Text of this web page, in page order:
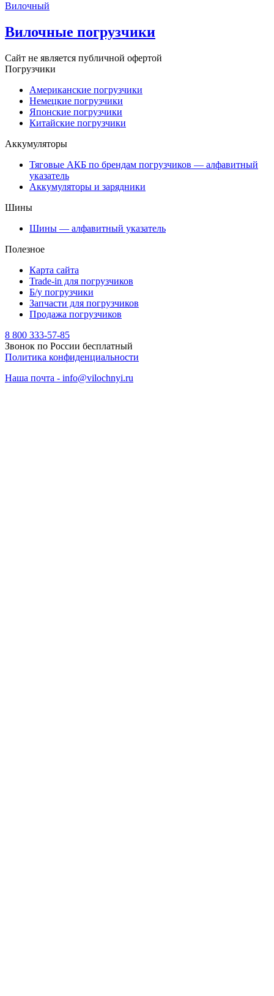
Вилочный
Вилочные погрузчики
Сайт не является публичной офертой
Погрузчики
Американские погрузчики
Немецкие погрузчики
Японские погрузчики
Китайские погрузчики
Аккумуляторы
Тяговые АКБ по брендам погрузчиков — алфавитный
указатель
Аккумуляторы и зарядники
Шины
Шины — алфавитный указатель
Полезное
Карта сайта
Trade-in для погрузчиков
Б/у погрузчики
Запчасти для погрузчиков
Продажа погрузчиков
8 800 333-57-85
Звонок по России бесплатный
Политика конфиденциальности
Наша почта - info@vilochnyi.ru